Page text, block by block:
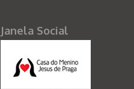
Janela Social